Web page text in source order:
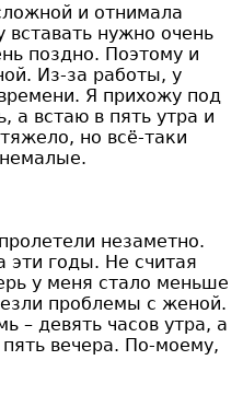
и отнимала
нужно очень
поздно. Поэтому и
Из-за работы, у
Я прихожу под
а встаю в пять утра и
но всё-таки
незаметно.
эти годы. Не считая
у меня стало меньше
проблемы с женой.
– девять часов утра, а
вечера. По-моему,